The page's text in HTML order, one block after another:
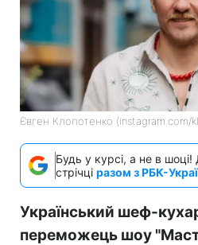
Євген Клопотенко (instagram.com/
Будь у курсі, а не в шоці!
стрічці разом з РБК-
Український шеф-
переможець шоу